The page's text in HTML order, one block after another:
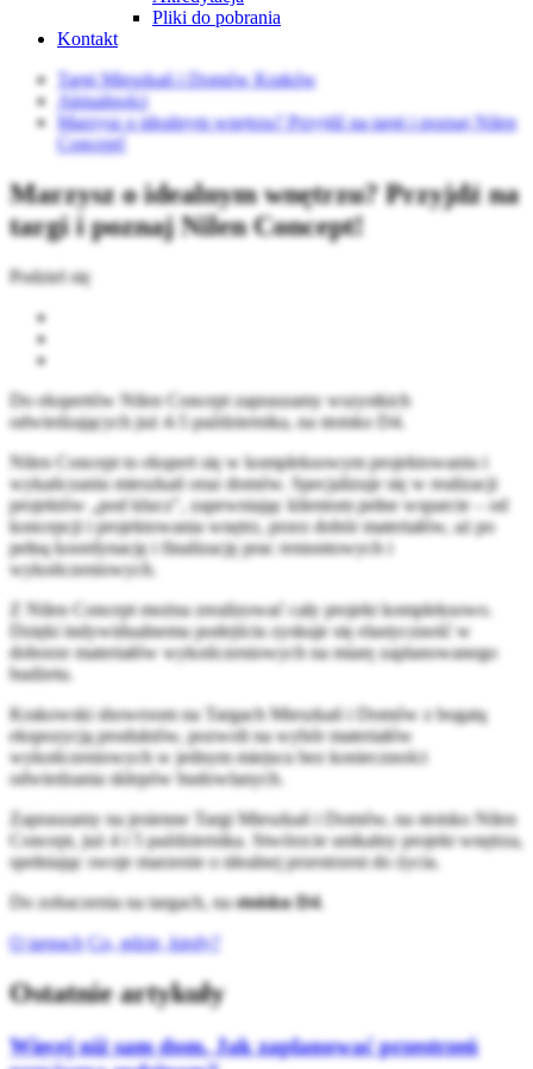
Pliki do pobrania
Kontakt
Targi Mieszkań i Domów Kraków
Aktualności
Marzysz o idealnym wnętrzu? Przyjdź na targi i poznaj Nilen
Concept!
Marzysz o idealnym wnętrzu? Przyjdź na
targi i poznaj Nilen Concept!
Podziel się
Do ekspertów Nilen Concept zapraszamy wszystkich
odwiedzających już 4-5 października, na stoisko D4.
Nilen Concept to ekspert się w kompleksowym projektowaniu i
wykańczaniu mieszkań oraz domów. Specjalizuje się w realizacji
projektów „pod klucz", zapewniając klientom pełne wsparcie – od
koncepcji i projektowania wnętrz, przez dobór materiałów, aż po
pełną koordynację i finalizację prac remontowych i
wykończeniowych.
Z Nilen Concept można zrealizować cały projekt kompleksowo.
Dzięki indywidualnemu podejściu zyskuje się elastyczność w
doborze materiałów wykończeniowych na miarę zaplanowanego
budżetu.
Krakowski showroom na Targach Mieszkań i Domów z bogatą
ekspozycją produktów, pozwoli na wybór materiałów
wykończeniowych w jednym miejscu bez konieczności
odwiedzania sklepów budowlanych.
Zapraszamy na jesienne Targi Mieszkań i Domów, na stoisko Nilen
Concept, już 4 i 5 października. Stwórzcie unikalny projekt wnętrza,
spełniając swoje marzenie o idealnej przestrzeni do życia.
Do zobaczenia na targach, nastoisku D4.
O targach Co, gdzie, kiedy?
Ostatnie artykuły
Więcej niż sam dom. Jak zaplanować przestrzeń